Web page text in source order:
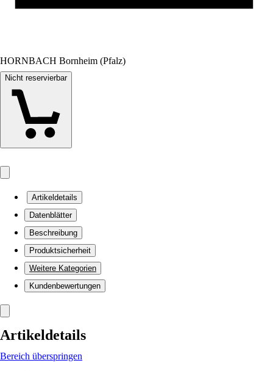
HORNBACH Bornheim (Pfalz)
Nicht reservierbar
Artikeldetails
Datenblätter
Beschreibung
Produktsicherheit
Weitere Kategorien
Kundenbewertungen
Artikeldetails
Bereich überspringen